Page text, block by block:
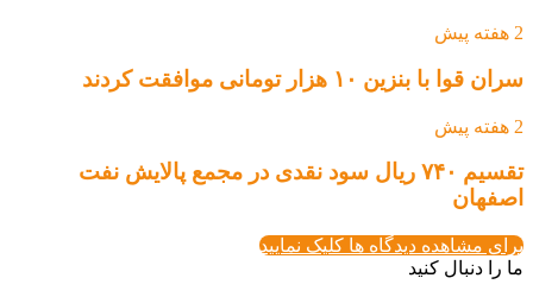
2 هفته پیش
سران قوا با بنزین ۱۰ هزار تومانی موافقت کردند
2 هفته پیش
تقسیم ۷۴۰ ریال سود نقدی در مجمع پالایش نفت
اصفهان
برای مشاهده دیدگاه ها کلیک نمایید
ما را دنبال کنید